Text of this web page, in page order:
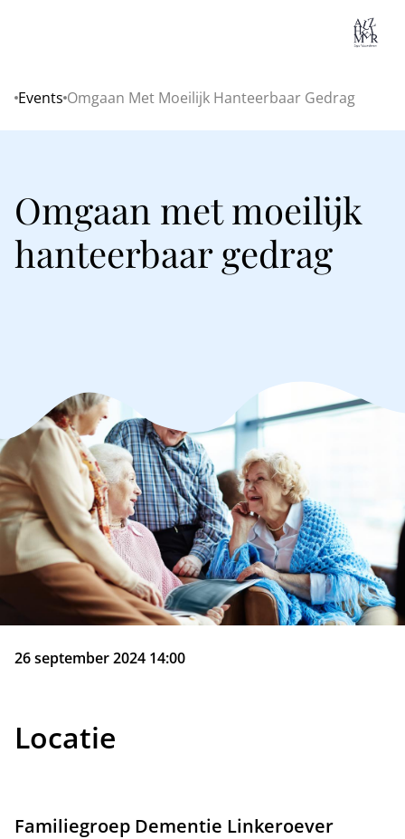
Home
Events Omgaan Met Moeilijk Hanteerbaar Gedrag
Omgaan met moeilijk
hanteerbaar gedrag
26 september 2024 14:00
Locatie
Familiegroep Dementie Linkeroever